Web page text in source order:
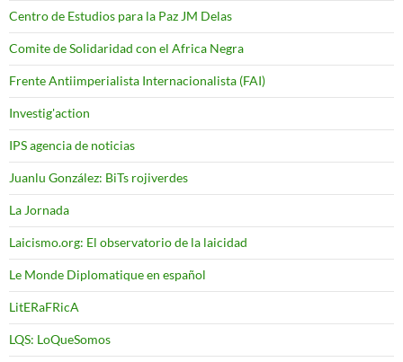
Centro de Estudios para la Paz JM Delas
Comite de Solidaridad con el Africa Negra
Frente Antiimperialista Internacionalista (FAI)
Investig'action
IPS agencia de noticias
Juanlu González: BiTs rojiverdes
La Jornada
Laicismo.org: El observatorio de la laicidad
Le Monde Diplomatique en español
LitERaFRicA
LQS: LoQueSomos